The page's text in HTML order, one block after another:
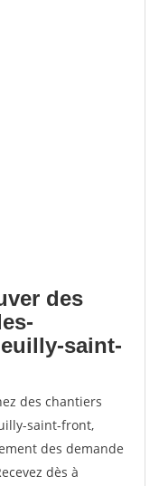
des
saint-
des chantiers
saint-front,
des demande
dès à